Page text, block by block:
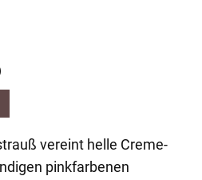
vereint helle Creme-
pinkfarbenen